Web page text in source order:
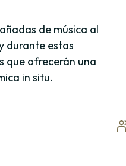
de música al
durante estas
que ofrecerán una
in situ.